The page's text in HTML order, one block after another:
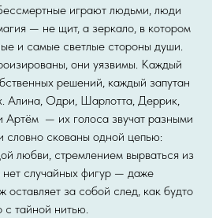
играют людьми, люди
— не щит, а зеркало, в котором
и самые светлые стороны души.
они уязвимы. Каждый
решений, каждый запутан
Алина, Одри, Шарлотта, Деррик,
Артём — их голоса звучат разными
словно скованы одной цепью:
любви, стремлением вырваться из
случайных фигур — даже
оставляет за собой след, как будто
с тайной нитью.